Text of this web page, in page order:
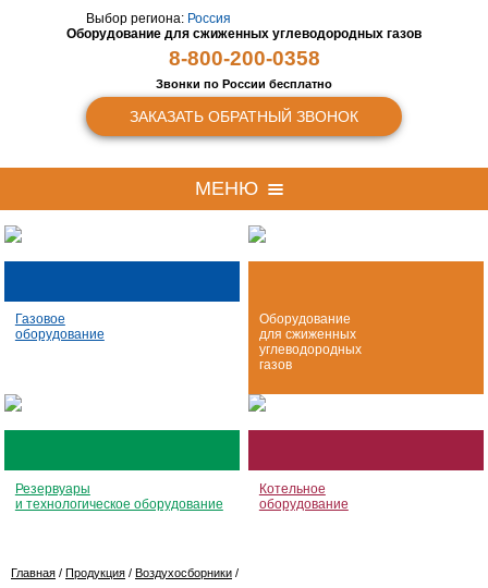
Выбор региона: Россия
Оборудование для сжиженных углеводородных газов
8-800-200-0358
Звонки по России бесплатно
ЗАКАЗАТЬ ОБРАТНЫЙ ЗВОНОК
МЕНЮ
Газовое
оборудование
Оборудование
для сжиженных
углеводородных
газов
Резервуары
и технологическое оборудование
Котельное
оборудование
Главная / Продукция / Воздухосборники /